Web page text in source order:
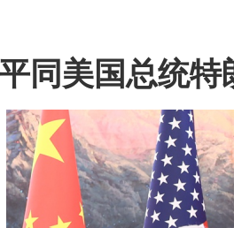
美国总统特